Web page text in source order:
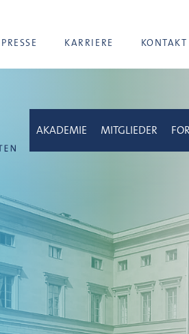
PRESSE KARRIERE KONTAKT
AKADEMIE MITGLIEDER